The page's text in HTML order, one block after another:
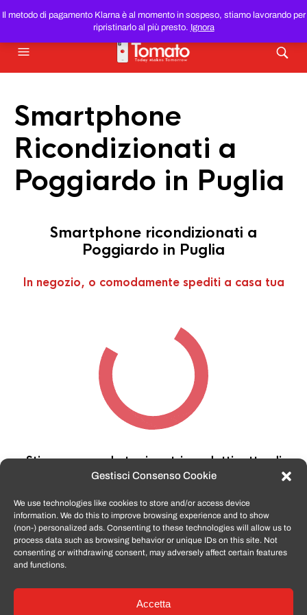
Gestisci Consenso Cookie
We use technologies like cookies to store and/or access device
information. We do this to improve browsing experience and to show
(non-) personalized ads. Consenting to these technologies will allow us to
process data such as browsing behavior or unique IDs on this site. Not
consenting or withdrawing consent, may adversely affect certain features
and functions.
Accetta
Il metodo di pagamento Klarna è al momento in sospeso, stiamo lavorando per
ripristinarlo al più presto. Ignora
SMARTPHONE E TABLET RICONDIZIONATIAL MIGLIOR
PREZZO DEL WEB!
Smartphone
Ricondizionati a
Poggiardo in Puglia
Smartphone ricondizionati a
Poggiardo in Puglia
In negozio, o comodamente spediti a casa tua
Stiamo cercando tra i nostri prodotti, attendi
qualche secondo…
TomatoSmartphone.itè lo shop n.1 in italia per
smartphone ricondizionati garantiti e certificati
di tutte le marche,APPLE, SAMSUNG, HUAWEI,
ONEPLUS, XIAOMI e tanto altro